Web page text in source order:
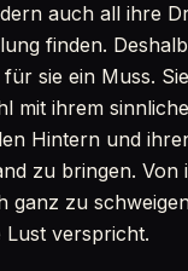
auch all ihre
finden.
sie ein Muss.
mit ihrem
Hintern und
zu bringen. Von
ganz zu
verspricht.